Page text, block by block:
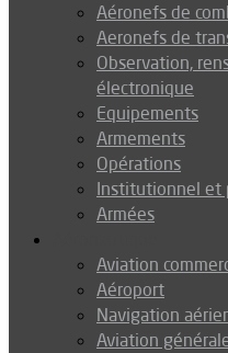
Aéronefs de
Aeronefs de
Observation,
électronique
Equipements
Armements
Opérations
Institutionnel et
Armées
Aviation
Aéroport
Navigation
Aviation